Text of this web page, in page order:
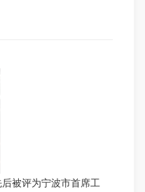
被评为宁波市首席工